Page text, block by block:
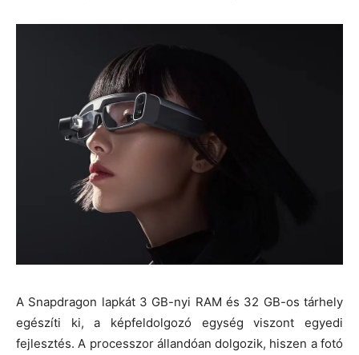
A Snapdragon lapkát 3 GB-nyi RAM és 32 GB-os tárhely
egészíti ki, a képfeldolgozó egység viszont egyedi
fejlesztés. A processzor állandóan dolgozik, hiszen a fotó